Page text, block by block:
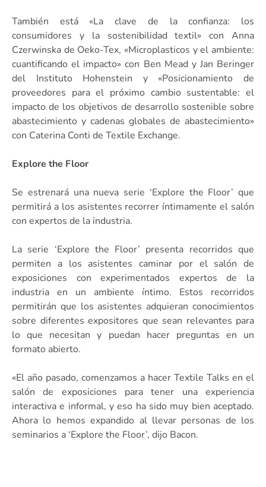
También está «La clave de la confianza: los
consumidores y la sostenibilidad textil» con Anna
Czerwinska de Oeko-Tex, «Microplasticos y el ambiente:
cuantificando el impacto» con Ben Mead y Jan Beringer
del Instituto Hohenstein y «Posicionamiento de
proveedores para el próximo cambio sustentable: el
impacto de los objetivos de desarrollo sostenible sobre
abastecimiento y cadenas globales de abastecimiento»
con Caterina Conti de Textile Exchange.
Explore the Floor
Se estrenará una nueva serie ‘Explore the Floor’ que
permitirá a los asistentes recorrer íntimamente el salón
con expertos de la industria.
La serie ‘Explore the Floor’ presenta recorridos que
permiten a los asistentes caminar por el salón de
exposiciones con experimentados expertos de la
industria en un ambiente íntimo. Estos recorridos
permitirán que los asistentes adquieran conocimientos
sobre diferentes expositores que sean relevantes para
lo que necesitan y puedan hacer preguntas en un
formato abierto.
«El año pasado, comenzamos a hacer Textile Talks en el
salón de exposiciones para tener una experiencia
interactiva e informal, y eso ha sido muy bien aceptado.
Ahora lo hemos expandido al llevar personas de los
seminarios a ‘Explore the Floor’, dijo Bacon.